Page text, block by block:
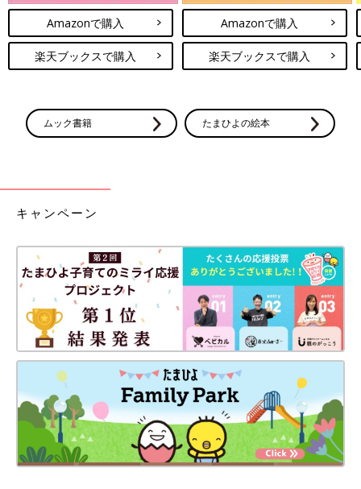
Amazonで購入
楽天ブックスで購入
Amazonで購入
楽天ブックスで購入
ムック書籍 たまひよの絵本
キャンペーン